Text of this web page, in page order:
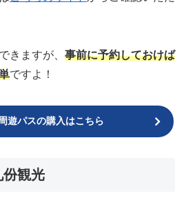
きますが、 事前に予約しておけば
ですよ！
遊パスの購入はこちら
份観光